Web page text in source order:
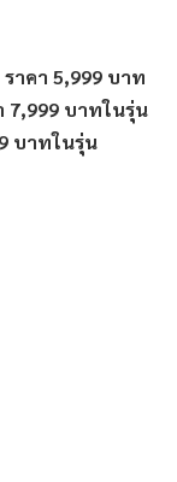
ราคา 5,999 บาท
7,999 บาทในรุ่น
บาทในรุ่น